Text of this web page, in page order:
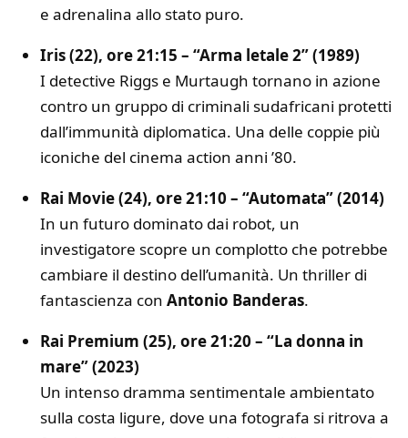
e adrenalina allo stato puro.
Iris (22), ore 21:15 – “Arma letale 2” (1989)
I detective Riggs e Murtaugh tornano in azione
contro un gruppo di criminali sudafricani protetti
dall’immunità diplomatica. Una delle coppie più
iconiche del cinema action anni ’80.
Rai Movie (24), ore 21:10 – “Automata” (2014)
In un futuro dominato dai robot, un
investigatore scopre un complotto che potrebbe
cambiare il destino dell’umanità. Un thriller di
fantascienza con Antonio Banderas.
Rai Premium (25), ore 21:20 – “La donna in
mare” (2023)
Un intenso dramma sentimentale ambientato
sulla costa ligure, dove una fotografa si ritrova a